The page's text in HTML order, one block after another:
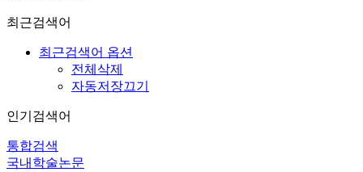
최근검색어
최근검색어 옵션
전체삭제
자동저장끄기
인기검색어
통합검색
국내학술논문